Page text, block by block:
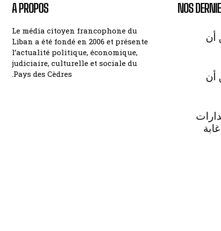
A PROPOS
Le média citoyen francophone du
Liban a été fondé en 2006 et présente
l’actualité politique, économique,
judiciaire, culturelle et sociale du
Pays des Cèdres.
NOS
أن
أن